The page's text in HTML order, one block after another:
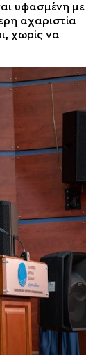
υφασμένη με
αχαριστία
χωρίς να